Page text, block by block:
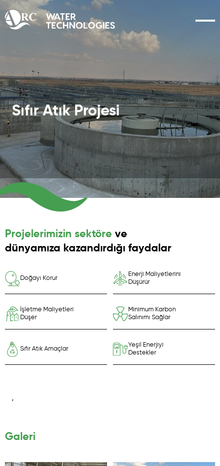
Sıfır Atık Projesi
Projelerimizin sektöre ve
dünyamıza kazandırdığı faydalar
Doğayı Korur
Enerji Maliyetlerini
Düşürür
İşletme Maliyetleri
Düşer
Minimum Karbon
Salınımı Sağlar
Sıfır Atık Amaçlar
Yeşil Enerjiyi
Destekler
,
Galeri